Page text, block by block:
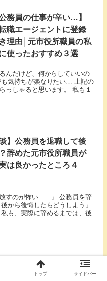
公務員の仕事が辛い…】
職エージェントに登録
理由│元市役所職員の私
使ったおすすめ３選
んだけど、何からしていいの
気持ちが楽なりたい… 上記の
っしゃると思います。 私も１
談】公務員を退職して後
辞めた元市役所職員が
は良かったところ４
放すのが怖い……」 公務員を辞
から後悔したらどうしよう」
も、実際に辞めるまでは、後
の病気休暇はメリットし
？取り方から転職活動・
トップ サイドバー